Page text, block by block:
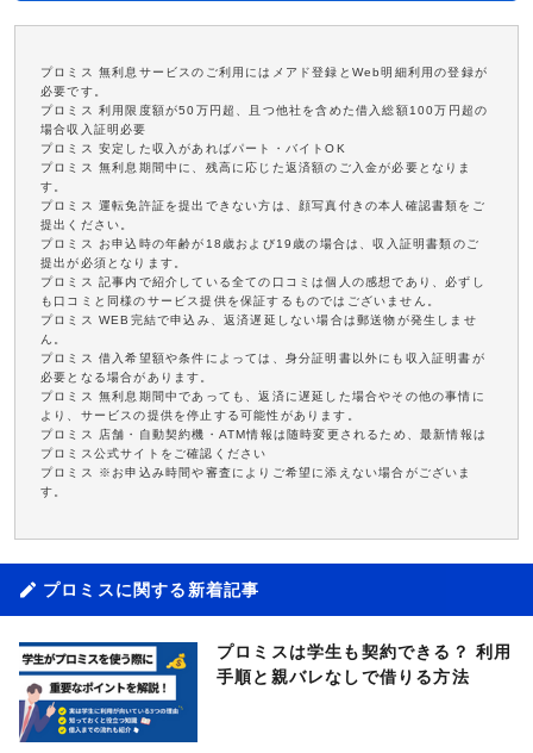
プロミス 無利息サービスのご利用にはメアド登録とWeb明細利用の登録が
必要です。
プロミス 利用限度額が50万円超、且つ他社を含めた借入総額100万円超の
場合収入証明必要
プロミス 安定した収入があればパート・バイトOK
プロミス 無利息期間中に、残高に応じた返済額のご入金が必要となりま
す。
プロミス 運転免許証を提出できない方は、顔写真付きの本人確認書類をご
提出ください。
プロミス お申込時の年齢が18歳および19歳の場合は、収入証明書類のご
提出が必須となります。
プロミス 記事内で紹介している全ての口コミは個人の感想であり、必ずし
も口コミと同様のサービス提供を保証するものではございません。
プロミス WEB完結で申込み、返済遅延しない場合は郵送物が発生しませ
ん。
プロミス 借入希望額や条件によっては、身分証明書以外にも収入証明書が
必要となる場合があります。
プロミス 無利息期間中であっても、返済に遅延した場合やその他の事情に
より、サービスの提供を停止する可能性があります。
プロミス 店舗・自動契約機・ATM情報は随時変更されるため、最新情報は
プロミス公式サイトをご確認ください
プロミス ※お申込み時間や審査によりご希望に添えない場合がございま
す。
プロミスに関する新着記事
プロミスは学生も契約できる？ 利用
手順と親バレなしで借りる方法